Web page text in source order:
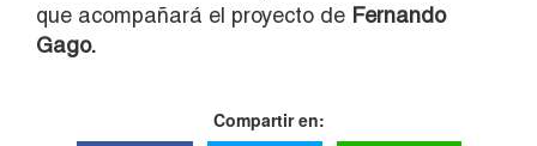
que acompañará el proyecto de Fernando
Gago.
Compartir en: